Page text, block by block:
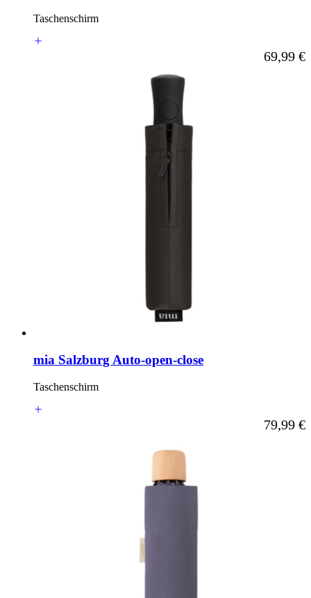
Taschenschirm
Ab
69,99 €
mia Salzburg Auto-open-close
Taschenschirm
Ab
79,99 €